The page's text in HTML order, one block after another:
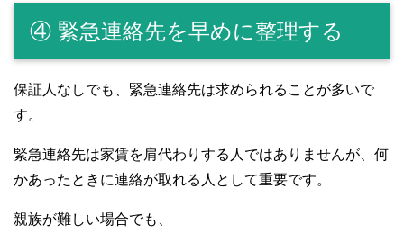
④ 緊急連絡先を早めに整理する
保証人なしでも、緊急連絡先は求められることが多いで
す。
緊急連絡先は家賃を肩代わりする人ではありませんが、何
かあったときに連絡が取れる人として重要です。
親族が難しい場合でも、